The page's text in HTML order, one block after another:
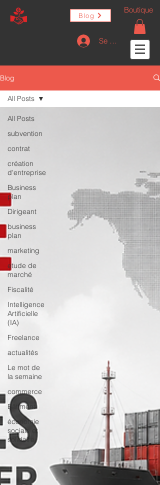
Blog
Se connecter
Boutique
Blog
All Posts
subvention
contrat
création
d'entreprise
Business
plan
Dirigeant
business
plan
marketing
etude de
marché
Fiscalité
Intelligence
Artificielle
(IA)
Freelance
actualités
Le mot de
la semaine
commerce
Bâtiment
économie
sociale et
solidaire
All Posts